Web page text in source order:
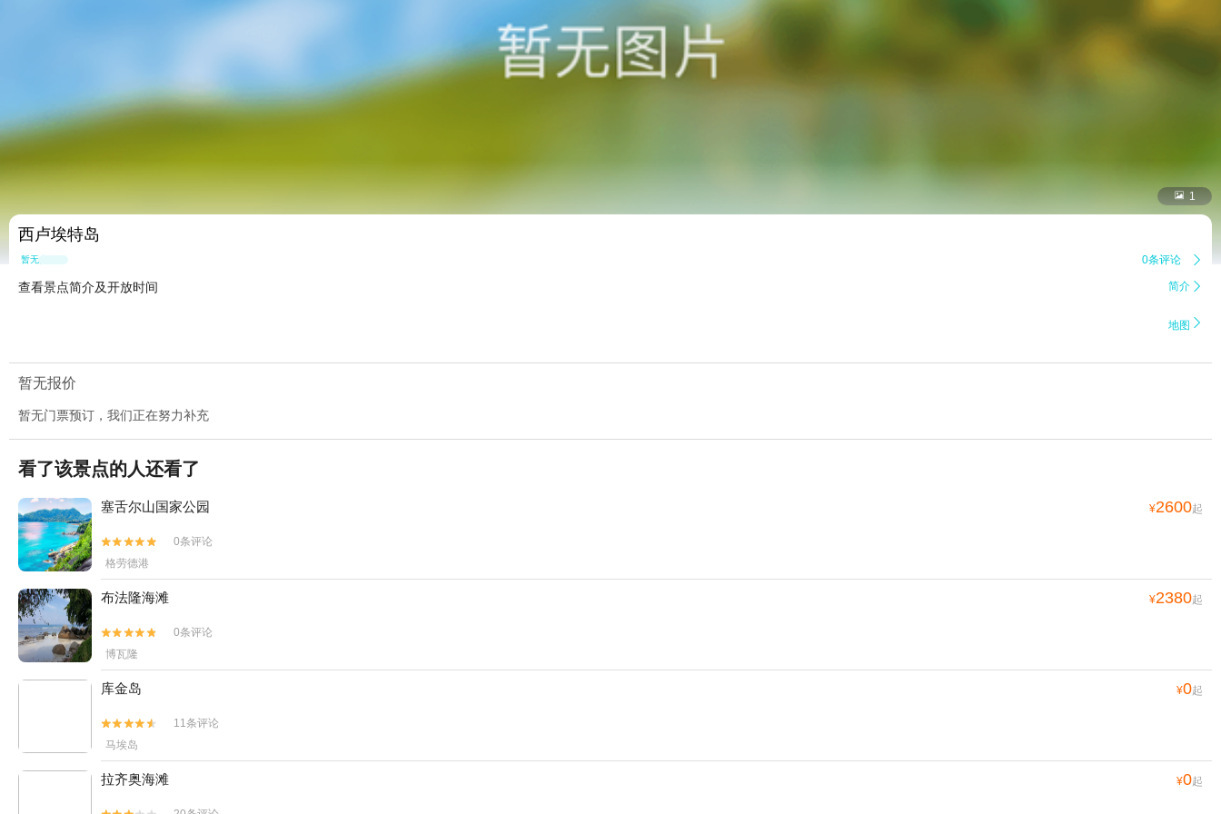
 1
西卢埃特岛
暂无点评 0条评论 
查看景点简介及开放时间 简介 
地图 
暂无报价
暂无门票预订，我们正在努力补充
看了该景点的人还看了
塞舌尔山国家公园 ¥2600起


0条评论
格劳德港
布法隆海滩 ¥2380起


0条评论
博瓦隆
库金岛 ¥0起


11条评论
马埃岛
拉齐奥海滩 ¥0起